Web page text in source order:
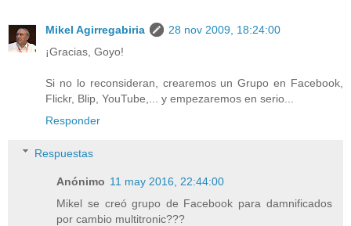
Mikel Agirregabiria
28 nov 2009, 18:24:00
¡Gracias, Goyo!
Si no lo reconsideran, crearemos un Grupo en Facebook,
Flickr, Blip, YouTube,... y empezaremos en serio...
Responder
Respuestas
Anónimo 11 may 2016, 22:44:00
Mikel se creó grupo de Facebook para damnificados
por cambio multitronic???